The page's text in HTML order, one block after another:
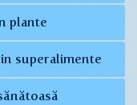
plante
superalimente